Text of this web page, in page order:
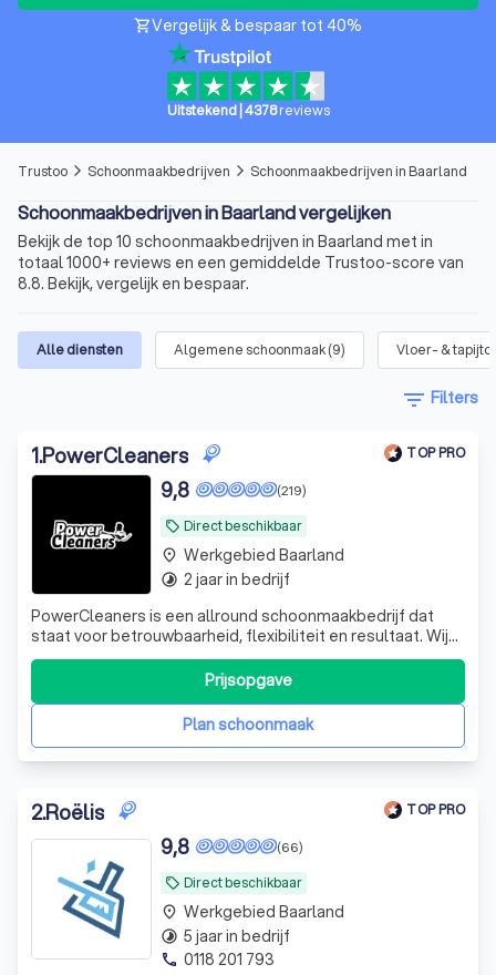
shopping_cartVergelijk & bespaar tot 40%
Uitstekend| 4378 reviews
Trustoo arrow_forward_ios Schoonmaakbedrijven arrow_forward_ios Schoonmaakbedrijven in Baarland
Schoonmaakbedrijven in Baarland vergelijken
Bekijk de top 10 schoonmaakbedrijven in Baarland met in
totaal 1000+ reviews en een gemiddelde Trustoo-score van
8.8. Bekijk, vergelijk en bespaar.
Alle diensten Algemene schoonmaak(9) Vloer- &
filter_list Filters
1.PowerCleaners TOP PRO
local_offer Direct beschikbaar
(219)
9,8
PowerCleaners is een allround schoonmaakbedrijf dat
staat voor betrouwbaarheid, flexibiliteit en resultaat. Wij
helpen bedrijven en particulieren met alles van
schoonmaak tot specialistische klussen.
Plan schoonmaak
Prijsopgave
place Werkgebied Baarland
timelapse 2 jaar in bedrijf
2.Roëlis TOP PRO
local_offer Direct beschikbaar
(66)
9,8
place Werkgebied Baarland
timelapse 5 jaar in bedrijf
phone 0118 201 793